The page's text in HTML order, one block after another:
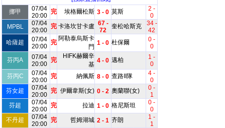
挪甲
07/04
20:00
完 埃格爾松斯 3 - 0 莫斯
2 -
0
MPBL
07/04
20:00
完 卡洛坎甘卡盧 67 -
72
奎松哈斯克
34 -
42
哈薩超
07/04
20:00
完
阿勒泰烏斯卡
門
1 - 0 杜保爾
0 -
0
芬丙A
07/04
20:00
完
HIFK赫爾辛
基
4 - 0 邁柏
1 -
0
芬丙C
07/04
20:00
完 納佩斯 8 - 0 查路II隊
4 -
0
芬女超
07/04
20:00
完 伊爾韋斯(女) 0 - 2 奧蘭聯(女)
0 -
1
芬超
07/04
20:00
完 拉迪 1 - 0 格尼斯坦
0 -
0
不丹超
07/04
20:00
完 哲姆湖城 2 - 1 齐朗
1 -
1